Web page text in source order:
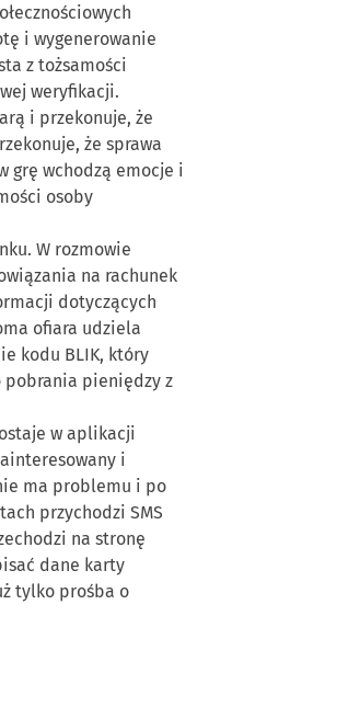
i wygenerowanie
z tożsamości
weryfikacji.
i przekonuje, że
że sprawa
grę wchodzą emocje i
osoby
W rozmowie
na rachunek
dotyczących
ofiara udziela
kodu BLIK, który
pobrania pieniędzy z
w aplikacji
i
ma problemu i po
przychodzi SMS
na stronę
dane karty
tylko prośba o